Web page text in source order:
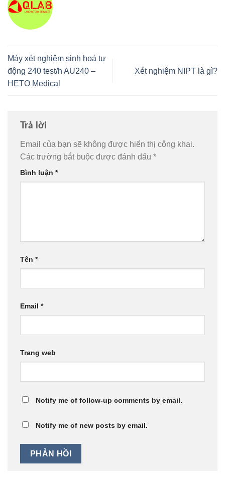
Máy xét nghiệm sinh hoá tự
động 240 test/h AU240 –
HETO Medical
Xét nghiệm NIPT là gì?
Trả lời
Email của bạn sẽ không được hiển thị công khai.
Các trường bắt buộc được đánh dấu *
Bình luận *
Tên *
Email *
Trang web
Notify me of follow-up comments by email.
Notify me of new posts by email.